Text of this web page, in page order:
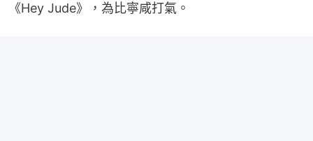
《Hey Jude》，為比寧咸打氣。